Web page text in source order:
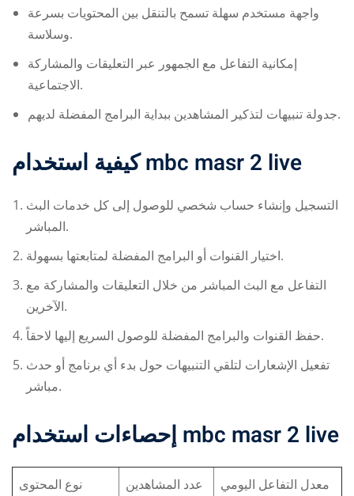
واجهة مستخدم سهلة تسمح بالتنقل بين المحتويات بسرعة
وسلاسة.
إمكانية التفاعل مع الجمهور عبر التعليقات والمشاركة
الاجتماعية.
جدولة تنبيهات لتذكير المشاهدين ببداية البرامج المفضلة لديهم.
كيفية استخدامmbc masr 2 live
التسجيل وإنشاء حساب شخصي للوصول إلى كل خدمات البث
المباشر.
اختيار القنوات أو البرامج المفضلة لمتابعتها بسهولة.
التفاعل مع البث المباشر من خلال التعليقات والمشاركة مع
الآخرين.
حفظ القنوات والبرامج المفضلة للوصول السريع إليها لاحقاً.
تفعيل الإشعارات لتلقي التنبيهات حول بدء أي برنامج أو حدث
مباشر.
mbc masr 2 live
نوع المحتوى عدد المشاهدين
معدل التفاعل اليومي